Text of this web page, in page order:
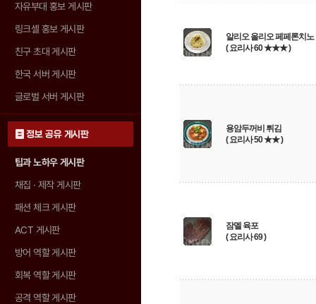
자유부대 홍보 게시판
링크셸 홍보 게시판
친구 초대 게시판
한국 서버 게시판
글로벌 서버 게시판
정보 공유 게시판
팁과 노하우 게시판
채집 · 제작 게시판
패션 체크 게시판
ACT 게시판
방어 역할 게시판
회복 역할 게시판
공격 역할 게시판
알리오 올리오 페페론치노
( 요리사 60 ★★★ )
용암두꺼비 튀김
( 요리사 50 ★★ )
잠멜 육포
( 요리사 69 )